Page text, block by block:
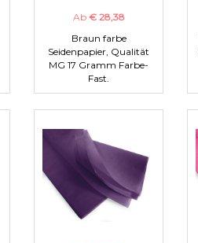
Ab € 28,38
Braun farbe
Seidenpapier, Qualität
MG 17 Gramm Farbe-
Fast.